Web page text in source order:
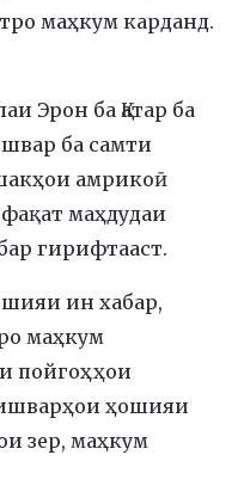
маҳкум карданд.
Эрон ба Қатар ба
ба самти
амрикоӣ
маҳдудаи
гирифтааст.
ин хабар,
маҳкум
пойгоҳҳои
ҳошияи
зер, маҳкум